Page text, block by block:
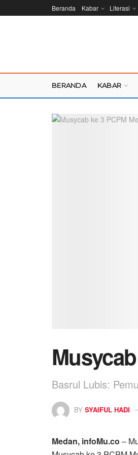
Beranda Kabar Literasi
BERANDA KABAR
Basrul Lubis:
BY SYAIFUL HADI
Medan, infoMu.co –